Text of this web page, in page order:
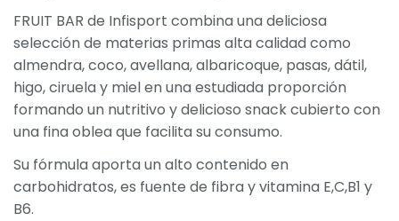
FRUIT BAR de Infisport combina una deliciosa
selección de materias primas alta calidad como
almendra, coco, avellana, albaricoque, pasas, dátil,
higo, ciruela y miel en una estudiada proporción
formando un nutritivo y delicioso snack cubierto con
una fina oblea que facilita su consumo.
Su fórmula aporta un alto contenido en
carbohidratos, es fuente de fibra y vitamina E,C,B1 y
B6.